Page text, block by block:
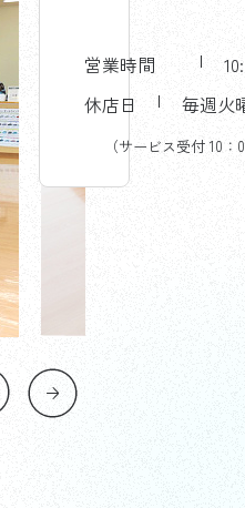
問
合
せ
一
営業時間
休店日
毎週火
（サービス受付 10：